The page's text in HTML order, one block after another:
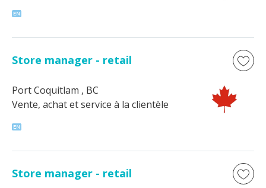
Store manager - retail
Port Coquitlam , BC
Vente, achat et service à la clientèle
Store manager - retail